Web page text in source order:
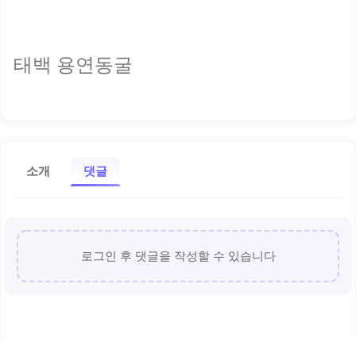
태백 용연동굴
소개 댓글
로그인 후 댓글을 작성할 수 있습니다